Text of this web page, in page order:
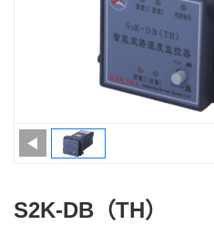
S2K-DB（TH）